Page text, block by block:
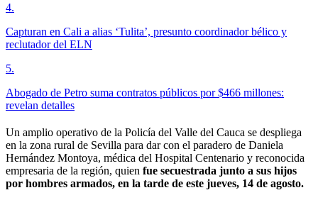
4.
Capturan en Cali a alias ‘Tulita’, presunto coordinador bélico y
reclutador del ELN
5.
Abogado de Petro suma contratos públicos por $466 millones:
revelan detalles
Un amplio operativo de la Policía del Valle del Cauca se despliega
en la zona rural de Sevilla para dar con el paradero de Daniela
Hernández Montoya, médica del Hospital Centenario y reconocida
empresaria de la región, quien fue secuestrada junto a sus hijos
por hombres armados, en la tarde de este jueves, 14 de agosto.